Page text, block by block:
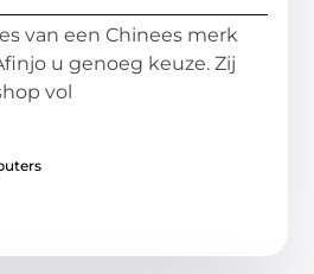
van een Chinees merk
u genoeg keuze. Zij
vol